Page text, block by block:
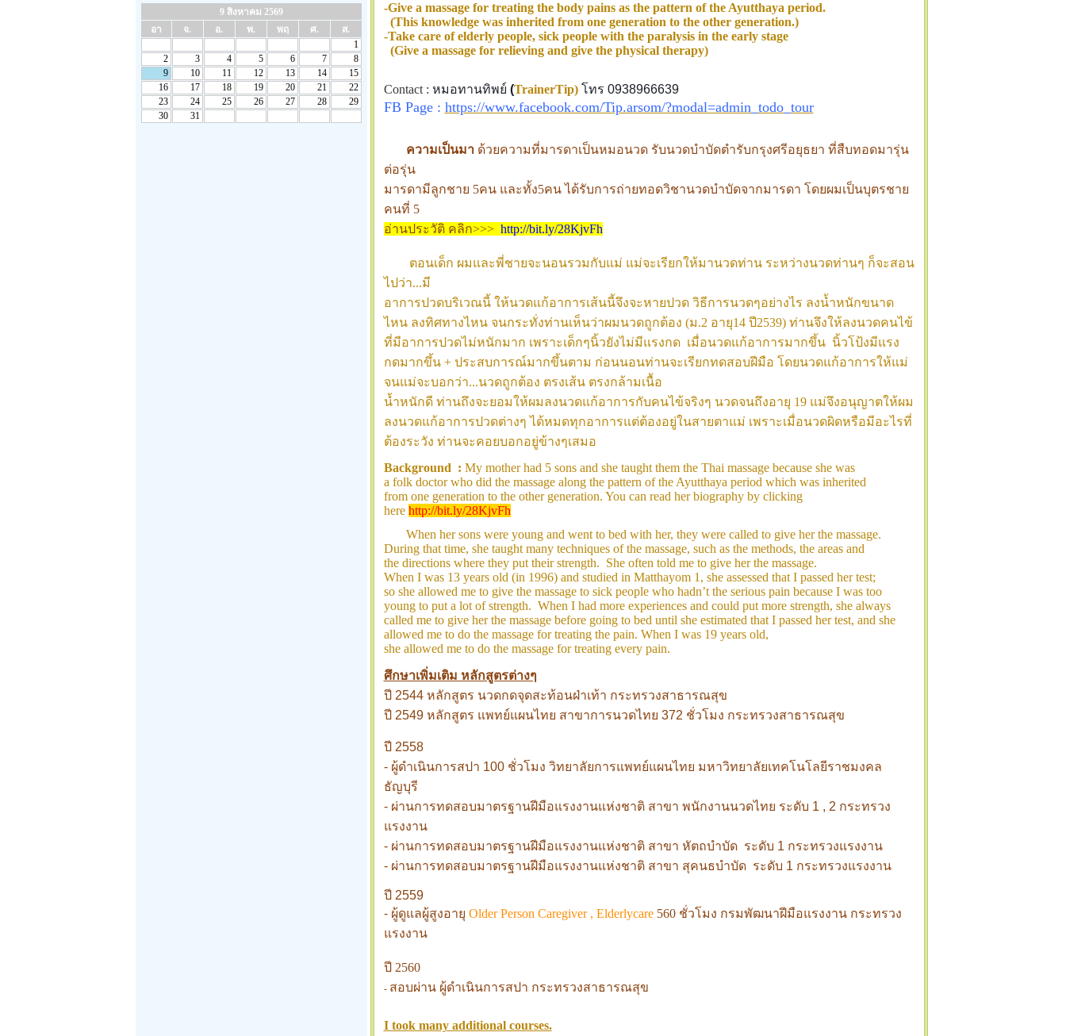
9 สิงหาคม 2569
อา
จ. อ. พ. พฤ ศ.
ส.
1
2
3 4 5 6 7
8
9
10 11 12 13 14
15
16
17 18 19 20 21
22
23
24 25 26 27 28
29
30
31
-Give a massage for treating the body pains as the pattern of the Ayutthaya period.
(This knowledge was inherited from one generation to the other generation.)
-Take care of elderly people, sick people with the paralysis in the early stage
(Give a massage for relieving and give the physical therapy)
Contact : หมอทานทิพย์ (TrainerTip)โทร 0938966639
FB Page : https://www.facebook.com/Tip.arsom/?modal=admin_todo_tour
ความเป็นมา ด้วยความที่มารดาเป็นหมอนวด รับนวดบำบัดตำรับกรุงศรีอยุธยา ที่สืบทอดมารุ่น
ต่อรุ่น
มารดามีลูกชาย 5คน และทั้ง5คน ได้รับการถ่ายทอดวิชานวดบำบัดจากมารดา โดยผมเป็นบุตรชาย
คนที่ 5
อ่านประวัติ คลิก>>> http://bit.ly/28KjvFh
ตอนเด็ก ผมและพี่ชายจะนอนรวมกับแม่ แม่จะเรียกให้มานวดท่าน ระหว่างนวดท่านๆ ก็จะสอน
ไปว่า...มี
อาการปวดบริเวณนี้ ให้นวดแก้อาการเส้นนี้จึงจะหายปวด วิธีการนวดๆอย่างไร ลงน้ำหนักขนาด
ไหน ลงทิศทางไหน จนกระทั่งท่านเห็นว่าผมนวดถูกต้อง (ม.2 อายุ14 ปี2539) ท่านจึงให้ลงนวดคนไข้
ที่มีอาการปวดไม่หนักมาก เพราะเด็กๆนิ้วยังไม่มีแรงกด เมื่อนวดแก้อาการมากขึ้น นิ้วโป้งมีแรง
กดมากขึ้น + ประสบการณ์มากขึ้นตาม ก่อนนอนท่านจะเรียกทดสอบฝีมือ โดยนวดแก้อาการให้แม่
จนแม่จะบอกว่า...นวดถูกต้อง ตรงเส้น ตรงกล้ามเนื้อ
น้ำหนักดี ท่านถึงจะยอมให้ผมลงนวดแก้อาการกับคนไข้จริงๆ นวดจนถึงอายุ 19 แม่จึงอนุญาตให้ผม
ลงนวดแก้อาการปวดต่างๆ ได้หมดทุกอาการแต่ต้องอยู่ในสายตาแม่ เพราะเมื่อนวดผิดหรือมีอะไรที่
ต้องระวัง ท่านจะคอยบอกอยู่ข้างๆเสมอ
Background : My mother had 5 sons and she taught them the Thai massage because she was
a folk doctor who did the massage along the pattern of the Ayutthaya period which was inherited
from one generation to the other generation. You can read her biography by clicking
here http://bit.ly/28KjvFh
When her sons were young and went to bed with her, they were called to give her the massage.
During that time, she taught many techniques of the massage, such as the methods, the areas and
the directions where they put their strength. She often told me to give her the massage.
When I was 13 years old (in 1996) and studied in Matthayom 1, she assessed that I passed her test;
so she allowed me to give the massage to sick people who hadn’t the serious pain because I was too
young to put a lot of strength. When I had more experiences and could put more strength, she always
called me to give her the massage before going to bed until she estimated that I passed her test, and she
allowed me to do the massage for treating the pain. When I was 19 years old,
she allowed me to do the massage for treating every pain.
ศึกษาเพิ่มเติม หลักสูตรต่างๆ
ปี 2544 หลักสูตร นวดกดจุดสะท้อนฝ่าเท้า กระทรวงสาธารณสุข
ปี 2549 หลักสูตร แพทย์แผนไทย สาขาการนวดไทย 372 ชั่วโมง กระทรวงสาธารณสุข
ปี 2558
- ผู้ดำเนินการสปา 100 ชั่วโมง วิทยาลัยการแพทย์แผนไทย มหาวิทยาลัยเทคโนโลยีราชมงคล
ธัญบุรี
- ผ่านการทดสอบมาตรฐานฝีมือแรงงานแห่งชาติ สาขา พนักงานนวดไทย ระดับ 1 , 2 กระทรวง
แรงงาน
- ผ่านการทดสอบมาตรฐานฝีมือแรงงานแห่งชาติ สาขา หัตถบำบัด ระดับ 1 กระทรวงแรงงาน
- ผ่านการทดสอบมาตรฐานฝีมือแรงงานแห่งชาติ สาขา สุคนธบำบัด ระดับ 1 กระทรวงแรงงาน
ปี 2559
- ผู้ดูแลผู้สูงอายุ Older Person Caregiver , Elderlycare 560 ชั่วโมง กรมพัฒนาฝีมือแรงงาน กระทรวง
แรงงาน
ปี 2560
- สอบผ่าน ผู้ดำเนินการสปา กระทรวงสาธารณสุข
I took many additional courses.